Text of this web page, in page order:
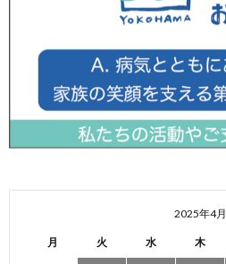
2025年4月
月 火 水 木